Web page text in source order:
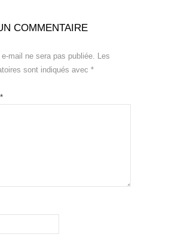
COMMENTAIRE
mail ne sera pas publiée.
Les
sont indiqués avec *
*